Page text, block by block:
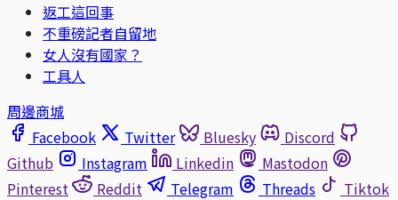
返工這回事
不重磅記者自留地
女人沒有國家？
工具人
周邊商城
Facebook
Twitter Bluesky
Discord
Github
Instagram Linkedin
Mastodon
Pinterest
Reddit Telegram Threads
Tiktok